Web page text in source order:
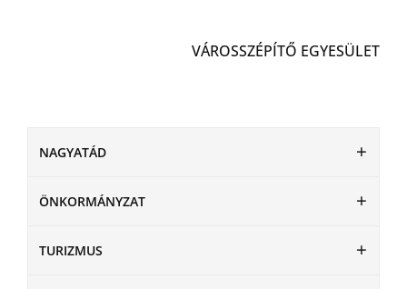
NAGYATÁD
ÖNKORMÁNYZAT
TURIZMUS
VÁROSSZÉPÍTŐ EGYESÜLET